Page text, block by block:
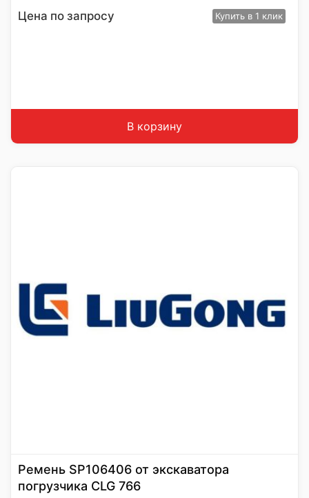
Цена по запросу Купить в 1 клик
В корзину
Ремень SP106406 от экскаватора
погрузчика CLG 766